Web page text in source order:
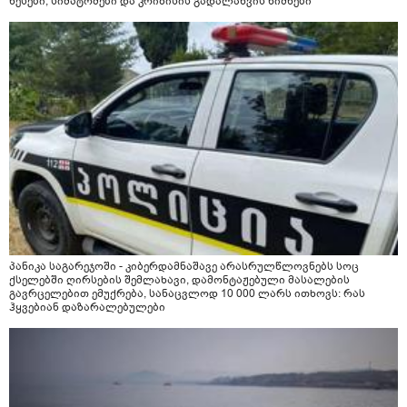
პანიკა საგარეჯოში - კიბერდამნაშავე არასრულწლოვნებს სოც
ქსელებში ღირსების შემლახავი, დამონტაჟებული მასალების
გავრცელებით ემუქრება, სანაცვლოდ 10 000 ლარს ითხოვს: რას
ჰყვებიან დაზარალებულები